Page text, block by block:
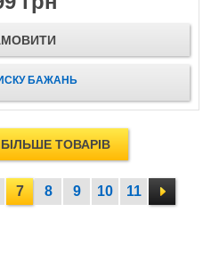
БАЖАНЬ
ТОВАРІВ
7 8 9 10 11